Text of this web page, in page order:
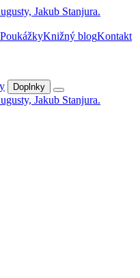
PoukážkyKnižný blogKontakt
Doplnky